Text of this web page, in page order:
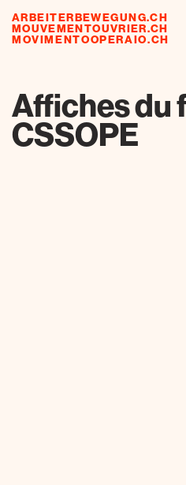
ARBEITERBEWEGUNG.CH
MOUVEMENTOUVRIER.CH
MOVIMENTOOPERAIO.CH
ressources
Affiches du
CSSOPE